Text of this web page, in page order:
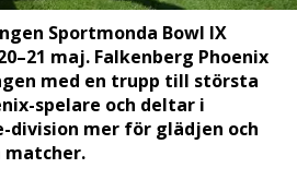
Sportmonda Bowl IX
maj. Falkenberg Phoenix
med en trupp till största
spelare och deltar i
division mer för glädjen och
matcher.